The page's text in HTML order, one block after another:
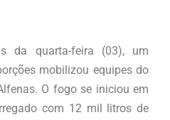
da quarta-feira (03), um
mobilizou equipes do
O fogo se iniciou em
com 12 mil litros de